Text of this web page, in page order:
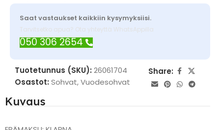
Saat vastaukset kaikkiin kysymyksiisi.
Tarvitsetko apua? Ota yhteyttä WhatsAppilla
050 306 2654
Tuotetunnus (SKU): 26061704
Osastot: Sohvat,Vuodesohvat
Share:
Kuvaus